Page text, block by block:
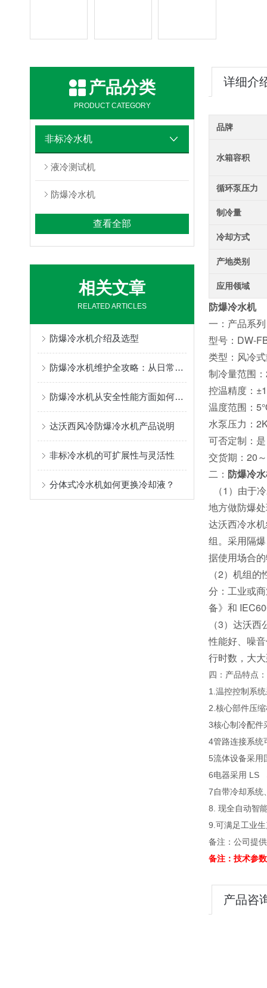
产品分类
PRODUCT CATEGORY
非标冷水机
液冷测试机
防爆冷水机
查看全部
相关文章
RELATED ARTICLES
防爆冷水机介绍及选型
防爆冷水机维护全攻略：从日常检查到故障预防的标准化流程
防爆冷水机从安全性能方面如何选择？
达沃西风冷防爆冷水机产品说明
非标冷水机的可扩展性与灵活性
分体式冷水机如何更换冷却液？
详细介
品牌
水箱容积
循环泵压力
制冷量
冷却方式
产地类别
应用领域
防爆冷水机
一：产品系列
型号：DW-
类型：风冷
制冷量范围
控温精度：
温度范围：
水泵压力：
可否定制：是
交货期：20
二： 防爆冷
（1）由于
地方做防爆
达沃西冷水
组。采用隔
据使用场合
（2）机组
分：工业或
备》和
（3）达沃
性能好、噪
行时数，大
四：产品特点：
1.温控控制系
2.核心部件压
3核心制冷配件
4管路连接系统
5流体设备采用
6电器采用 LS
7自带冷却系统
8. 现全自动智
9.可满足工业
备注：公司提
备注：技术参
产品咨